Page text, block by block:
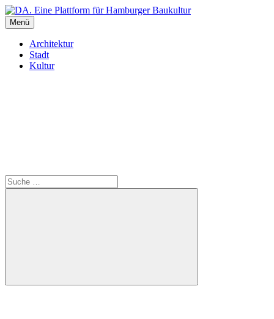
Inhalte
überspringen
DA. Eine Plattform für Hamburger Baukultur
Menü
Architektur
Stadt
Kultur